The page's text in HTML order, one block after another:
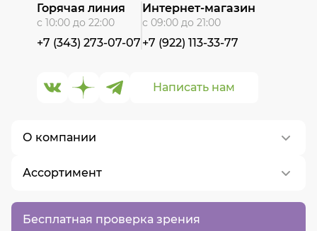
Бесплатная проверка зрения
О компании
О нас
Контакты
Вакансии
Ассортимент
Написать нам
Горячая линия
с 10:00 до 22:00
+7 (343) 273-07-07
Интернет-магазин
с 09:00 до 21:00
+7 (922) 113-33-77